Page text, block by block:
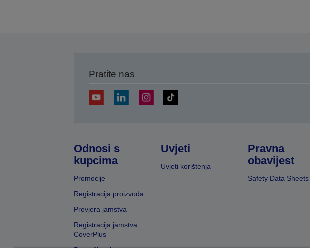
Pratite nas
Odnosi s
kupcima
Promocije
Registracija proizvoda
Provjera jamstva
Registracija jamstva
CoverPlus
Uvjeti
Uvjeti korištenja
Pravna
obavijest
Safety Data Sheets